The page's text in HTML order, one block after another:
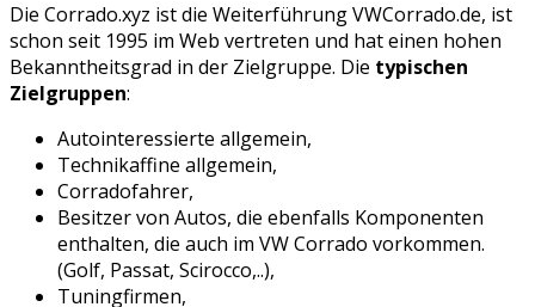
Die Corrado.xyz ist die Weiterführung VWCorrado.de, ist
schon seit 1995 im Web vertreten und hat einen hohen
Bekanntheitsgrad in der Zielgruppe. Die typischen
Zielgruppen:
Autointeressierte allgemein,
Technikaffine allgemein,
Corradofahrer,
Besitzer von Autos, die ebenfalls Komponenten
enthalten, die auch im VW Corrado vorkommen.
(Golf, Passat, Scirocco,..),
Tuningfirmen,